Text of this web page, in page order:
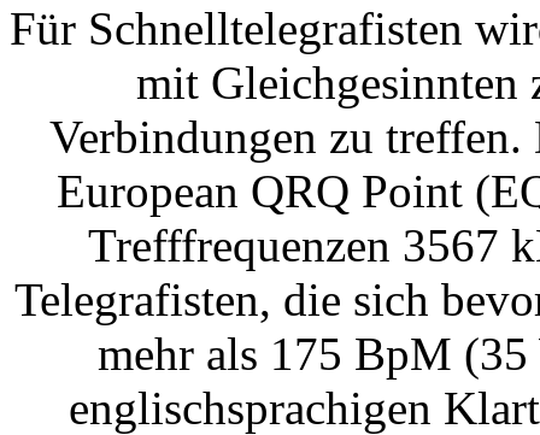
Für Schnelltelegrafisten
mit Gleichgesinnten
Verbindungen zu
European QRQ Point
Trefffrequenzen 3567
Telegrafisten, die sich
mehr als 175 BpM
englischsprachigen